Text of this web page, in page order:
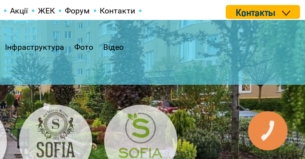
Акції ЖЕК Форум Контакти Контакты
Інфраструктура Фото Відео